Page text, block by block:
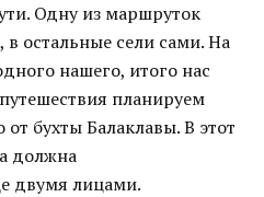
Одну из маршруток
остальные сели сами. На
нашего, итого нас
планируем
бухты Балаклавы. В этот
должна
двумя лицами.